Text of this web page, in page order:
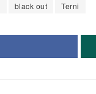
black out Terni